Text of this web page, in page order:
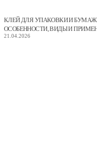
КЛЕЙ ДЛЯ УПАКОВКИ И
ОСОБЕННОСТИ, ВИДЫ И
21.04.2026